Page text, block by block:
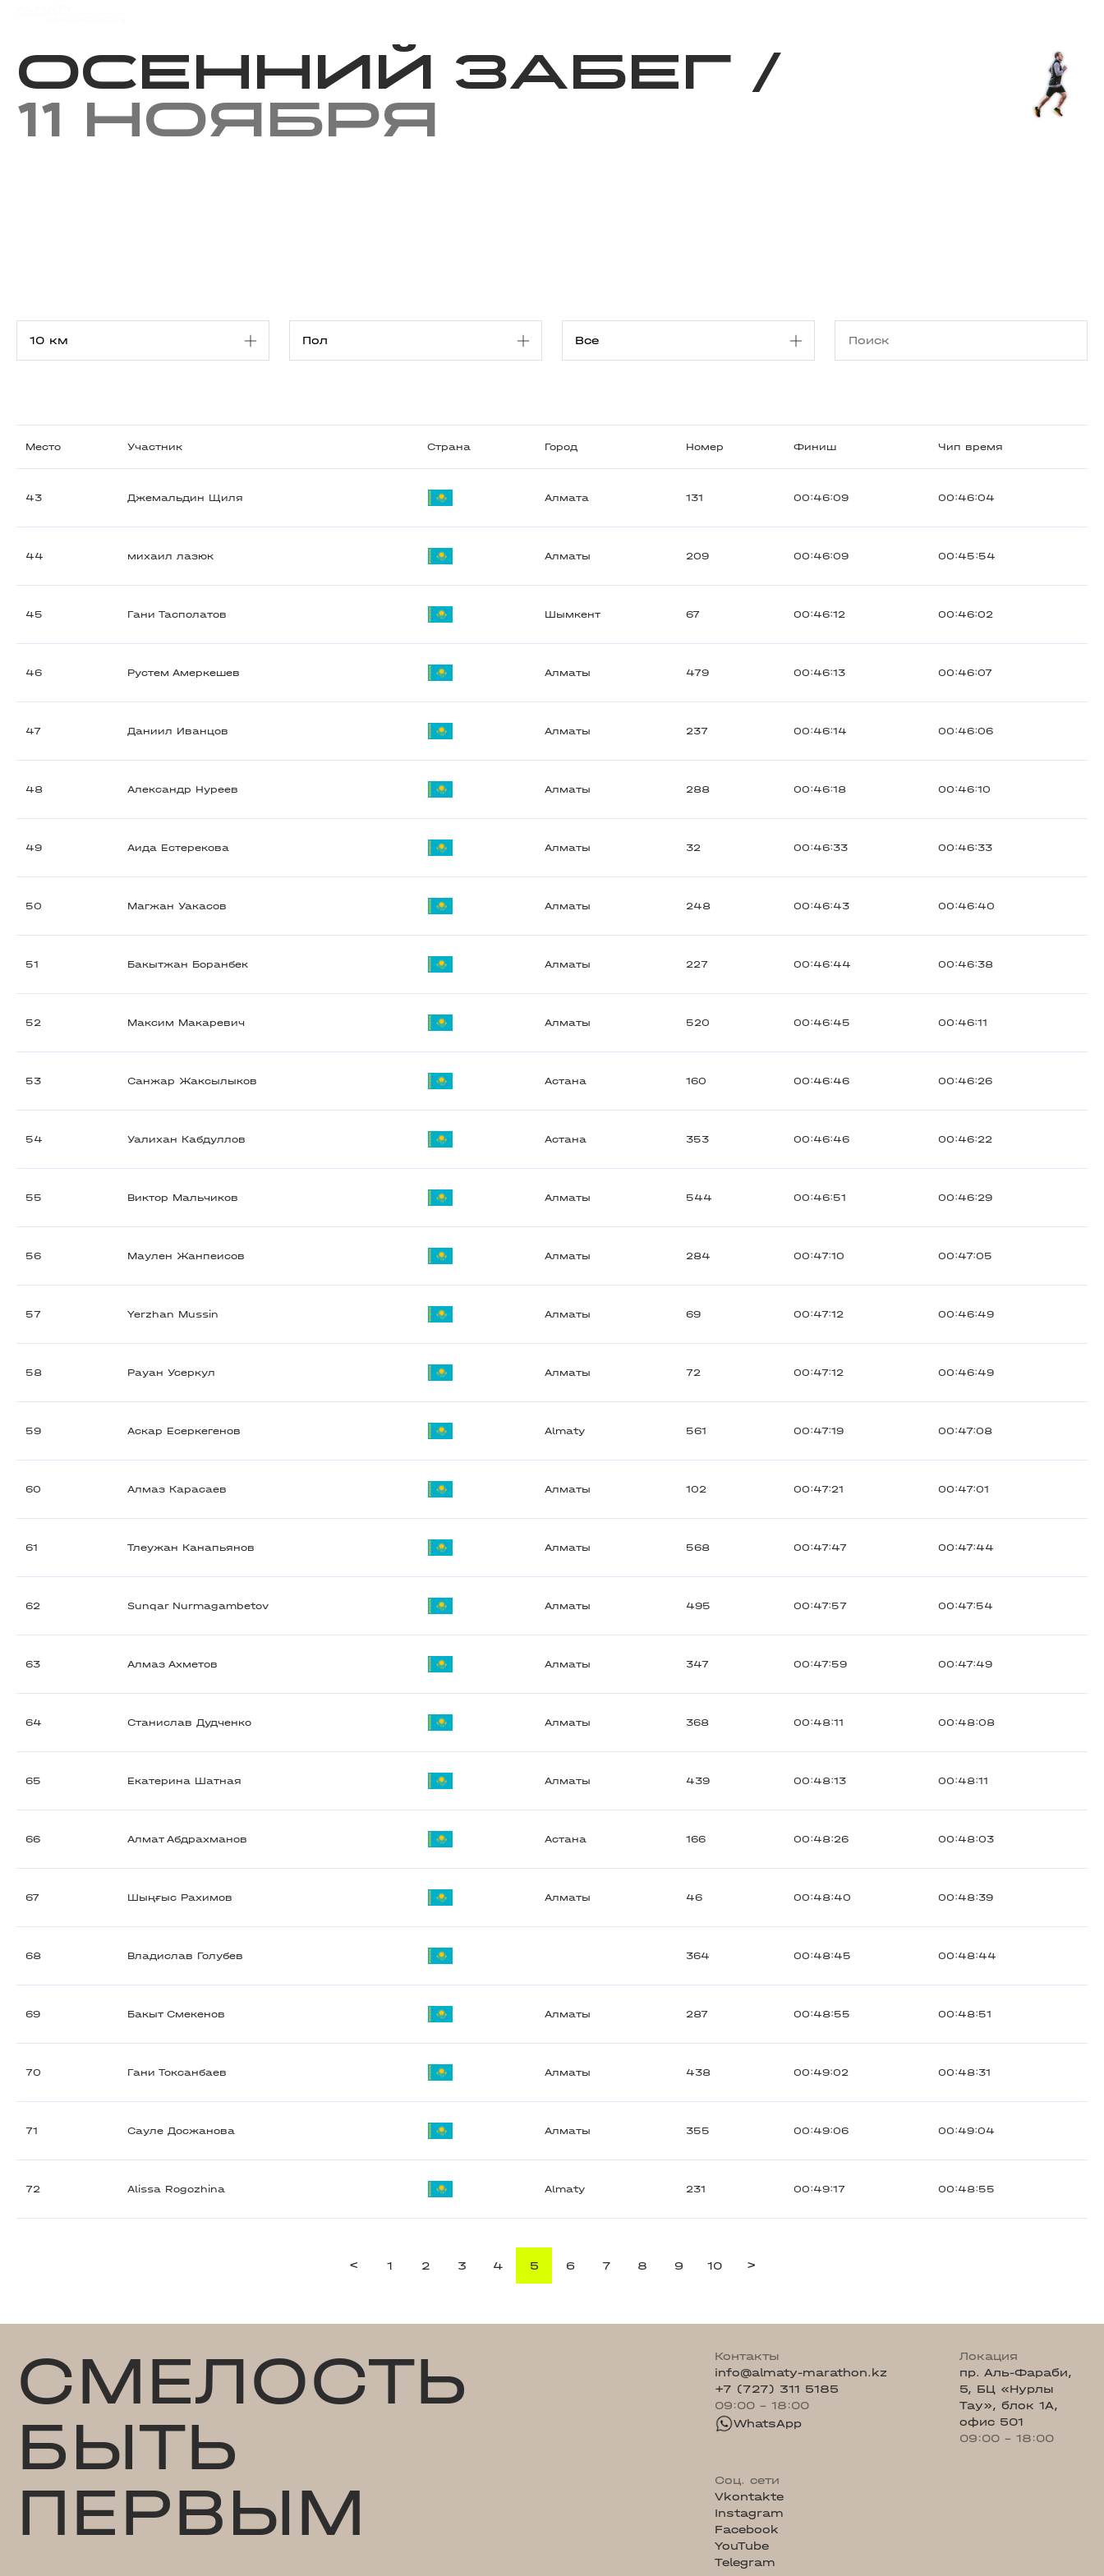
Осенний забег /
11 ноября
Место Участник Страна Город Номер Финиш Чип время
43 Джемальдин Щиля Алмата 131 00:46:09 00:46:04
44 михаил лазюк Алматы 209 00:46:09 00:45:54
45 Гани Тасполатов Шымкент 67 00:46:12 00:46:02
46 Рустем Амеркешев Алматы 479 00:46:13 00:46:07
47 Даниил Иванцов Алматы 237 00:46:14 00:46:06
48 Александр Нуреев Алматы 288 00:46:18 00:46:10
49 Аида Естерекова Алматы 32 00:46:33 00:46:33
50 Магжан Уакасов Алматы 248 00:46:43 00:46:40
51 Бакытжан Боранбек Алматы 227 00:46:44 00:46:38
52 Максим Макаревич Алматы 520 00:46:45 00:46:11
53 Санжар Жаксылыков Астана 160 00:46:46 00:46:26
54 Уалихан Кабдуллов Астана 353 00:46:46 00:46:22
55 Виктор Мальчиков Алматы 544 00:46:51 00:46:29
56 Маулен Жанпеисов Алматы 284 00:47:10 00:47:05
57 Yerzhan Mussin Алматы 69 00:47:12 00:46:49
58 Рауан Усеркул Алматы 72 00:47:12 00:46:49
59 Аскар Есеркегенов Almaty 561 00:47:19 00:47:08
60 Алмаз Карасаев Алматы 102 00:47:21 00:47:01
61 Тлеужан Канапьянов Алматы 568 00:47:47 00:47:44
62 Sunqar Nurmagambetov Алматы 495 00:47:57 00:47:54
63 Алмаз Ахметов Алматы 347 00:47:59 00:47:49
64 Станислав Дудченко Алматы 368 00:48:11 00:48:08
65 Екатерина Шатная Алматы 439 00:48:13 00:48:11
66 Алмат Абдрахманов Астана 166 00:48:26 00:48:03
67 Шыңғыс Рахимов Алматы 46 00:48:40 00:48:39
68 Владислав Голубев 364 00:48:45 00:48:44
69 Бакыт Смекенов Алматы 287 00:48:55 00:48:51
70 Гани Токсанбаев Алматы 438 00:49:02 00:48:31
71 Сауле Досжанова Алматы 355 00:49:06 00:49:04
72 Alissa Rogozhina Almaty 231 00:49:17 00:48:55
< 1 2 3 4 5 6 7 8 9 10 >
СМЕЛОСТЬ
БЫТЬ
ПЕРВЫМ
Контакты
info@almaty-marathon.kz
+7 (727) 311 5185
09:00 - 18:00
WhatsApp
Локация
пр. Аль-Фараби,
5, БЦ «Нурлы
Тау», блок 1А,
офис 501
09:00 - 18:00
Соц. сети
Vkontakte
Instagram
Facebook
YouTube
Telegram